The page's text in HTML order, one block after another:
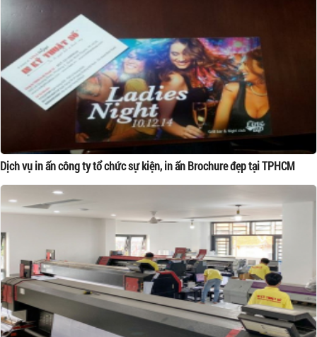
Dịch vụ in ấn công ty tổ chức sự kiện, in ấn Brochure đẹp tại TPHCM